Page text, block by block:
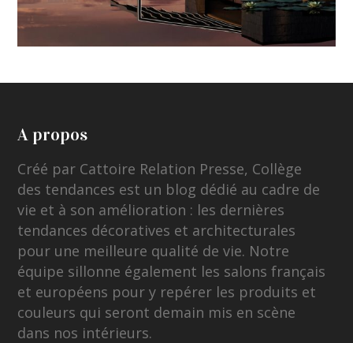
A propos
Créé par Cattoire Relation Presse, Collège
des tendances est un blog dédié au cadre de
vie et à son amélioration : les dernières
tendances décoratives et architecturales
pour une meilleure qualité de vie. Notre
équipe sillonne également les salons français
et européens pour y repérer les produits et
couleurs qui seront demain mis en scène
dans nos intérieurs.